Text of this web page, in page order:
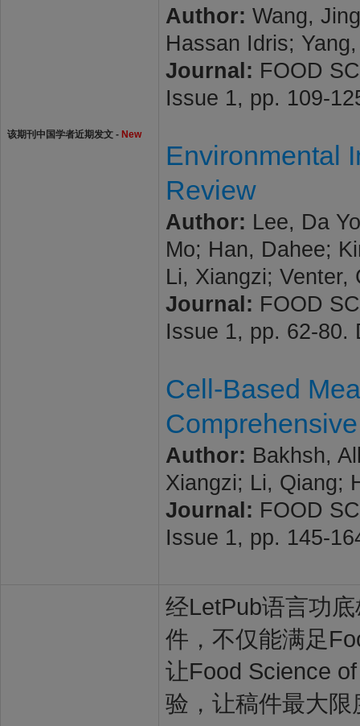
该期刊中国学者近期发文 - New
Author: Wang,
Hassan Idris;
Journal: FOOD
Issue 1, pp. 109-
Environmental
Review
Author: Lee, Da
Mo; Han, Dahee;
Li, Xiangzi; Venter,
Journal: FOOD
Issue 1, pp. 62-80.
Cell-Based
Author: Bakhsh,
Xiangzi; Li, Qiang;
Journal: FOOD
Issue 1, pp. 145-
经LetPub语言功
件，不仅能满足
让Food Science
验，让稿件最大